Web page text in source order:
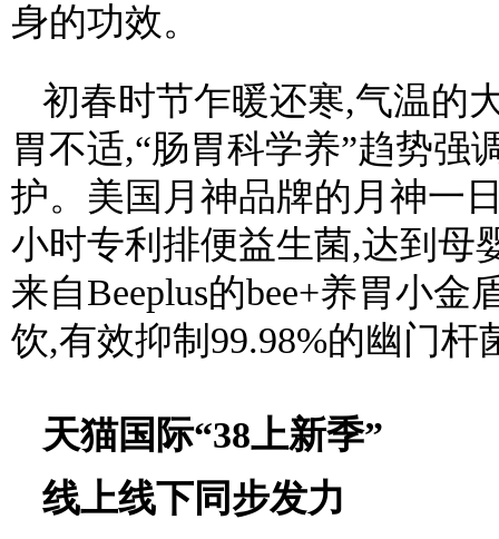
身的功效。
初春时节乍暖还寒,气温的
胃不适,“肠胃科学养”趋势强
护。美国月神品牌的月神一
小时专利排便益生菌,达到母
来自Beeplus的bee+养胃小
饮,有效抑制99.98%的幽门
天猫国际“38上新季”
线上线下同步发力